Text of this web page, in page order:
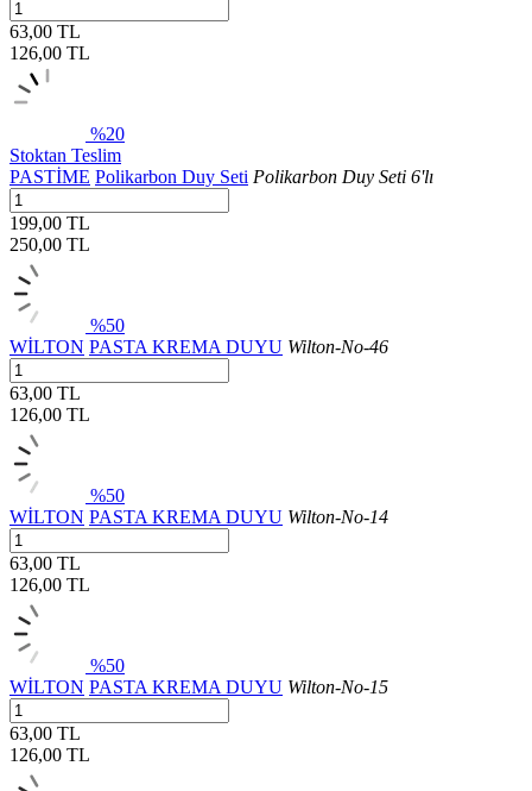
63,00 TL
126,00 TL
%20
Stoktan Teslim
PASTİME Polikarbon Duy Seti Polikarbon Duy Seti 6'lı
199,00 TL
250,00 TL
%50
WİLTON PASTA KREMA DUYU Wilton-No-46
63,00 TL
126,00 TL
%50
WİLTON PASTA KREMA DUYU Wilton-No-14
63,00 TL
126,00 TL
%50
WİLTON PASTA KREMA DUYU Wilton-No-15
63,00 TL
126,00 TL